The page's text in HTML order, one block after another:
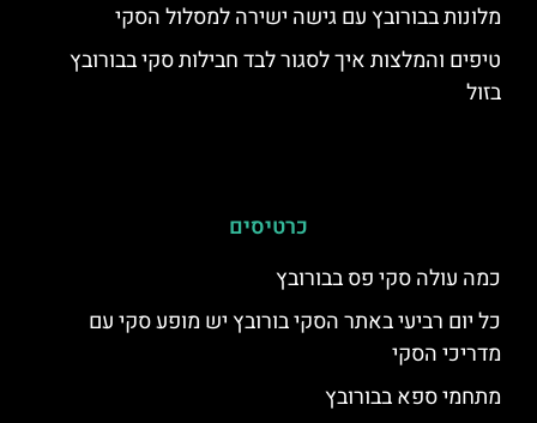
מלונות בבורובץ עם גישה ישירה למסלול הסקי
טיפים והמלצות איך לסגור לבד חבילות סקי בבורובץ
בזול
כרטיסים
כמה עולה סקי פס בבורובץ
כל יום רביעי באתר הסקי בורובץ יש מופע סקי עם
מדריכי הסקי
מתחמי ספא בבורובץ